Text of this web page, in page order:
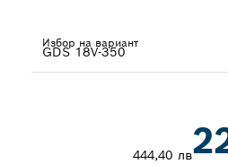
Избор на вариант
444,40 лв